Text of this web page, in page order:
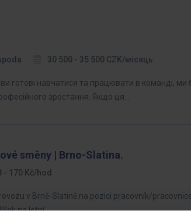
30 500 - 35 500 CZK/місяць
готові навчатися та працювати в команді, ми
зростання. Якщо ця…
směny | Brno-Slatina.
- 170 Kč/hod
v Brně-Slatině na pozici pracovník/
na letní…